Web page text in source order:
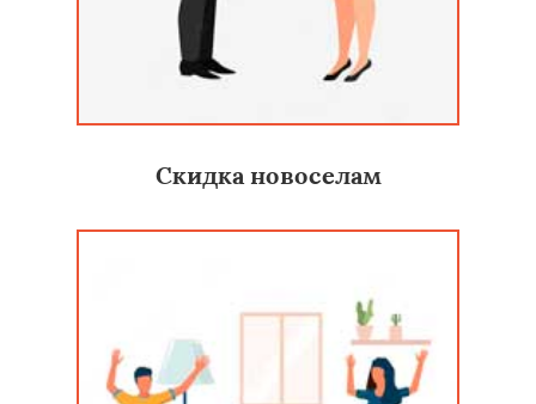
Скидка новоселам